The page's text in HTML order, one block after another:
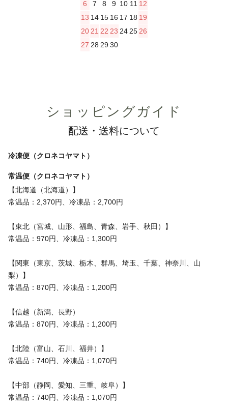
6 7 8 9 10 11 12
13 14 15 16 17 18 19
20 21 22 23 24 25 26
27 28 2930
ショッピングガイド
配送・送料について
冷凍便（クロネコヤマト）
常温便（クロネコヤマト）
【北海道（北海道）】
常温品：2,370円、冷凍品：2,700円
【東北（宮城、山形、福島、青森、岩手、秋田）】
常温品：970円、冷凍品：1,300円
【関東（東京、茨城、栃木、群馬、埼玉、千葉、神奈川、山
梨）】
常温品：870円、冷凍品：1,200円
【信越（新潟、長野）
常温品：870円、冷凍品：1,200円
【北陸（富山、石川、福井）】
常温品：740円、冷凍品：1,070円
【中部（静岡、愛知、三重、岐阜）】
常温品：740円、冷凍品：1,070円